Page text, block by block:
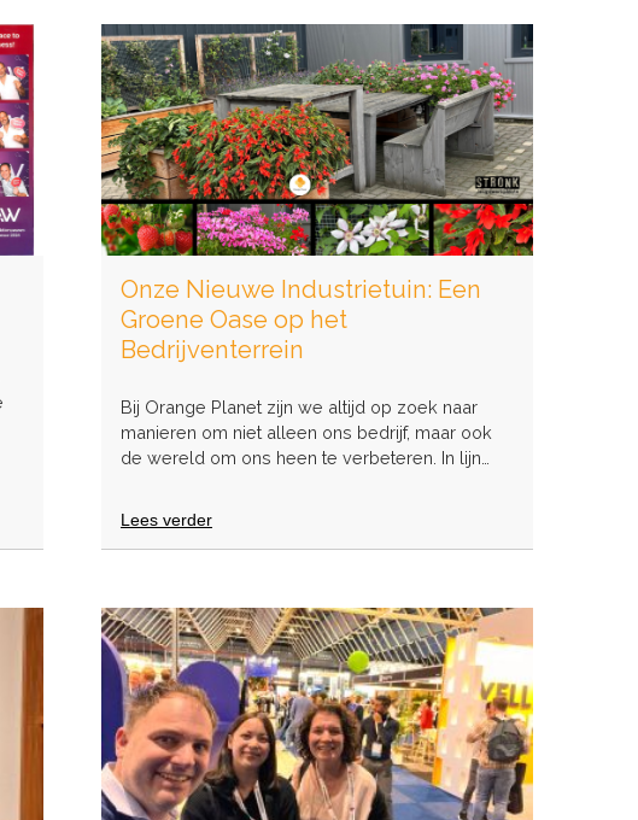
Onze Nieuwe Industrietuin: Een
Groene Oase op het
Bedrijventerrein
Bij Orange Planet zijn we altijd op zoek naar
manieren om niet alleen ons bedrijf, maar ook
de wereld om ons heen te verbeteren. In lijn…
Lees verderover
Groene
Oase
op
het
Bedrijventerrein